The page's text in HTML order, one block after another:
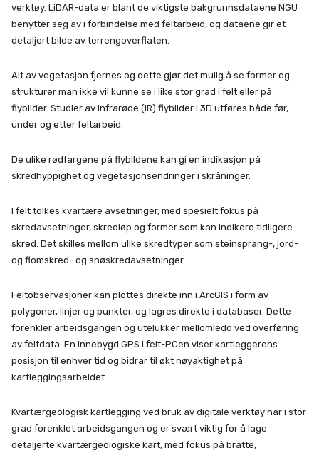
verktøy. LiDAR-data er blant de viktigste bakgrunnsdataene NGU
benytter seg av i forbindelse med feltarbeid, og dataene gir et
detaljert bilde av terrengoverflaten.
Alt av vegetasjon fjernes og dette gjør det mulig å se former og
strukturer man ikke vil kunne se i like stor grad i felt eller på
flybilder. Studier av infrarøde (IR) flybilder i 3D utføres både før,
under og etter feltarbeid.
De ulike rødfargene på flybildene kan gi en indikasjon på
skredhyppighet og vegetasjonsendringer i skråninger.
I felt tolkes kvartære avsetninger, med spesielt fokus på
skredavsetninger, skredløp og former som kan indikere tidligere
skred. Det skilles mellom ulike skredtyper som steinsprang-, jord-
og flomskred- og snøskredavsetninger.
Feltobservasjoner kan plottes direkte inn i ArcGIS i form av
polygoner, linjer og punkter, og lagres direkte i databaser. Dette
forenkler arbeidsgangen og utelukker mellomledd ved overføring
av feltdata. En innebygd GPS i felt-PCen viser kartleggerens
posisjon til enhver tid og bidrar til økt nøyaktighet på
kartleggingsarbeidet.
Kvartærgeologisk kartlegging ved bruk av digitale verktøy har i stor
grad forenklet arbeidsgangen og er svært viktig for å lage
detaljerte kvartærgeologiske kart, med fokus på bratte,